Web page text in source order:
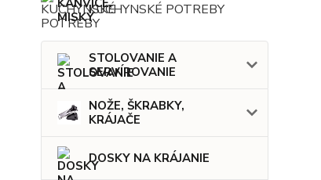
KUCHYNSKÉ POTREBY
STOLOVANIE A
SERVÍROVANIE
NOŽE, ŠKRABKY,
KRÁJAČE
DOSKY NA KRÁJANIE